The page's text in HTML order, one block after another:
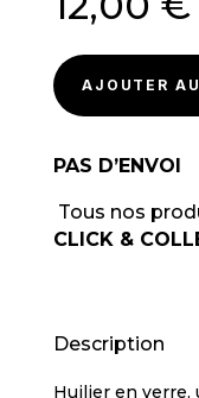
AJOUTER
PAS D’ENVOI
Tous nos
CLICK &
Description
Huilier en verre,